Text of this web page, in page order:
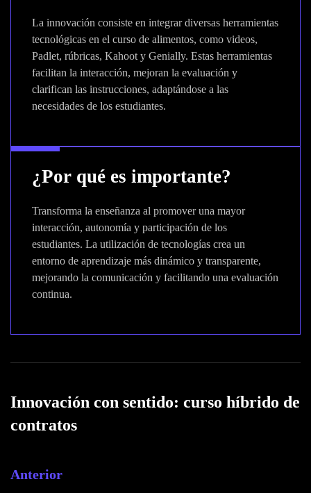
La innovación consiste en integrar diversas herramientas
tecnológicas en el curso de alimentos, como videos,
Padlet, rúbricas, Kahoot y Genially. Estas herramientas
facilitan la interacción, mejoran la evaluación y
clarifican las instrucciones, adaptándose a las
necesidades de los estudiantes.
¿Por qué es importante?
Transforma la enseñanza al promover una mayor
interacción, autonomía y participación de los
estudiantes. La utilización de tecnologías crea un
entorno de aprendizaje más dinámico y transparente,
mejorando la comunicación y facilitando una evaluación
continua.
Innovación con sentido: curso híbrido de
contratos
Anterior